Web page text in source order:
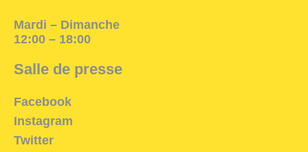
Mardi – Dimanche
12:00 – 18:00
Salle de presse
Facebook
Instagram
Twitter